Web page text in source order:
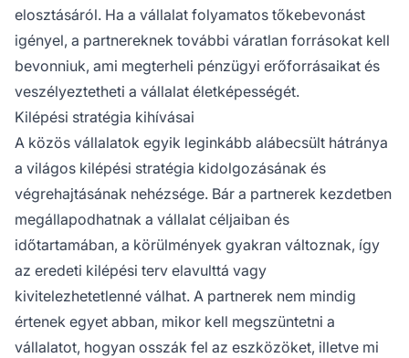
elosztásáról. Ha a vállalat folyamatos tőkebevonást
igényel, a partnereknek további váratlan forrásokat kell
bevonniuk, ami megterheli pénzügyi erőforrásaikat és
veszélyeztetheti a vállalat életképességét.
Kilépési stratégia kihívásai
A közös vállalatok egyik leginkább alábecsült hátránya
a világos kilépési stratégia kidolgozásának és
végrehajtásának nehézsége. Bár a partnerek kezdetben
megállapodhatnak a vállalat céljaiban és
időtartamában, a körülmények gyakran változnak, így
az eredeti kilépési terv elavulttá vagy
kivitelezhetetlenné válhat. A partnerek nem mindig
értenek egyet abban, mikor kell megszüntetni a
vállalatot, hogyan osszák fel az eszközöket, illetve mi